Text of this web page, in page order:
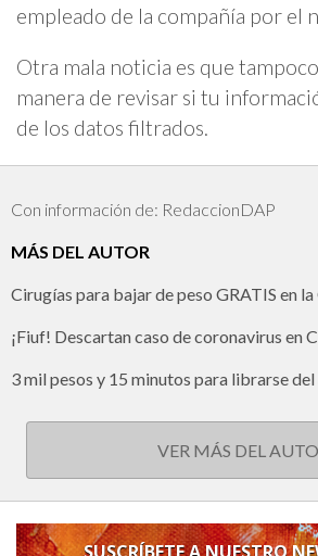
empleado de la compañía por el
Otra mala noticia es que
manera de revisar si tu
de los datos filtrados.
Con información de: RedaccionDAP
MÁS DEL AUTOR
Cirugías para bajar de peso GRATIS en
¡Fiuf! Descartan caso de coronavirus en
3 mil pesos y 15 minutos para librarse
VER MÁS DEL